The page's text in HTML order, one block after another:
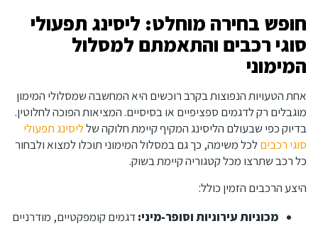
חופש בחירה מוחלט: ליסינג תפעולי
סוגי רכבים והתאמתם למסלול
המימוני
אחת הטעויות הנפוצות בקרב רוכשים היא המחשבה שמסלולי המימון
מוגבלים רק לדגמים ספציפיים או בסיסיים. המציאות הפוכה לחלוטין.
בדיוק כפי שבעולם הליסינג המקיף קיימת חלוקה שלליסינג תפעולי
סוגי רכביםלכל משימה, כך גם במסלול המימוני תוכלו למצוא ולבחור
כל רכב שתרצו מכל קטגוריה קיימת בשוק.
היצע הרכבים הזמין כולל:
מכוניות עירוניות וסופר-מיני:דגמים קומפקטיים, מודרניים